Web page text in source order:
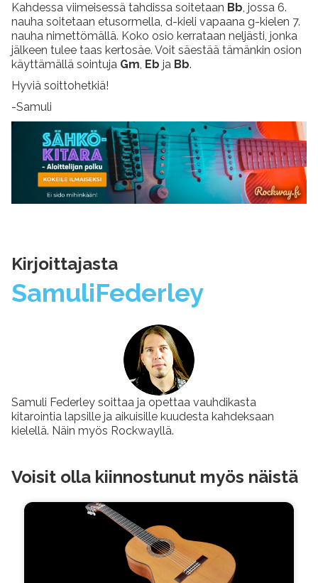
Kahdessa viimeisessä tahdissa soitetaan Bb, jossa 6.
nauha soitetaan etusormella, d-kieli vapaana g-kielen 7.
nauha nimettömällä. Koko osio kerrataan neljästi, jonka
jälkeen tulee taas kertosäe. Voit säestää tämänkin osion
käyttämällä sointuja Gm, Eb ja Bb.
Hyviä soittohetkiä!
-Samuli
Kirjoittajasta
SamuliFederley
Samuli Federley soittaa ja opettaa vauhdikasta
kitarointia lapsille ja aikuisille kuudesta kahdeksaan
kielellä. Näin myös Rockwayllä.
Voisit olla kiinnostunut myös näistä